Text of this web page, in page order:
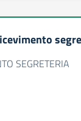
SEGRETERIA